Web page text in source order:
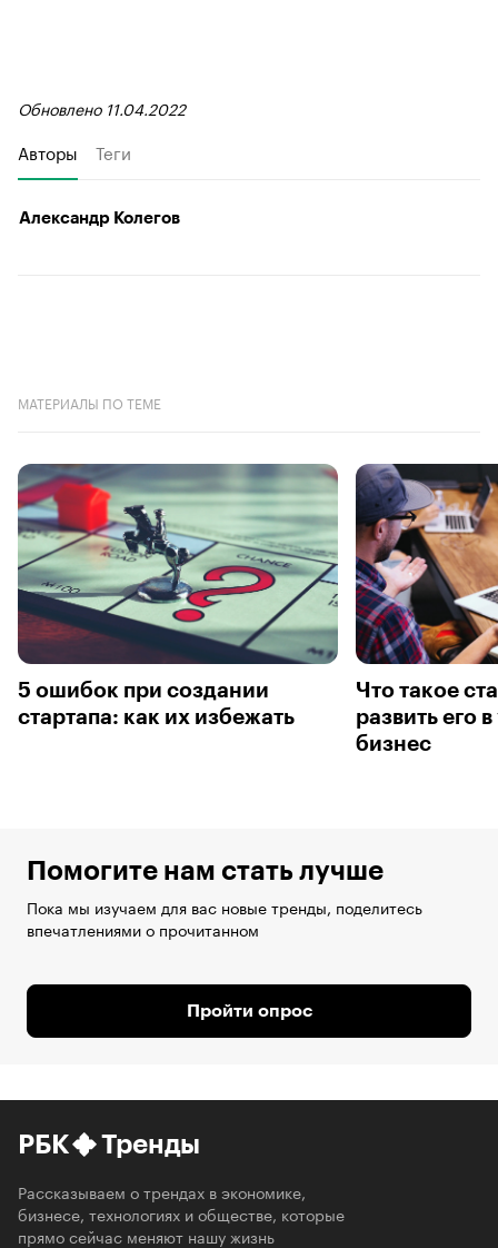
Обновлено 11.04.2022
Авторы Теги
Александр Колегов
МАТЕРИАЛЫ ПО ТЕМЕ
5 ошибок при создании
стартапа: как их избежать
Что такое
развить его
бизнес
Помогите нам стать лучше
Пока мы изучаем для вас новые тренды, поделитесь
впечатлениями о прочитанном
Пройти опрос
РБК Тренды
Рассказываем о трендах в экономике,
бизнесе, технологиях и обществе, которые
прямо сейчас меняют нашу жизнь